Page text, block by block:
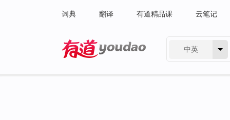
词典 翻译 有道精品课 云笔记
中英